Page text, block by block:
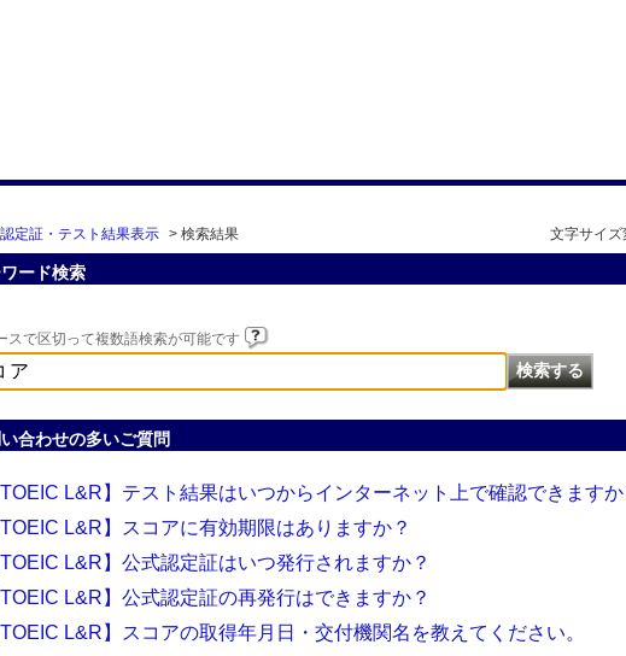
文字サイズ
認定証・テスト結果表示 > 検索結果
ード検索
スで区切って複数語検索が可能です
合わせの多いご質問
TOEIC L&R】テスト結果はいつからインターネット上で確認できますか
TOEIC L&R】スコアに有効期限はありますか？
TOEIC L&R】公式認定証はいつ発行されますか？
TOEIC L&R】公式認定証の再発行はできますか？
TOEIC L&R】スコアの取得年月日・交付機関名を教えてください。